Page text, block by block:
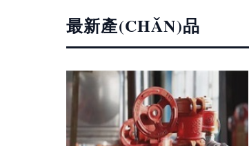
最新產(CHǍN)品